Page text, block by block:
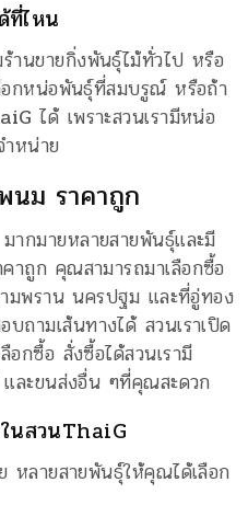
ที่ไหน
านขายกิ่งพันธุ์ไม้ทั่วไป หรือ
อกหน่อพันธุ์ที่สมบรูณ์ หรือถ้า
ได้ เพราะสวนเรามีหน่อ
หน่าย
นม ราคาถูก
ากมายหลายสายพันธุ์และมี
คาถูก คุณสามารถมาเลือกซื้อ
มพราน นครปฐม และที่อู่ทอง
ามเส้นทางได้ สวนเราเปิด
กซื้อ สั่งซื้อได้สวนเรามี
และขนส่งอื่น ๆที่คุณสะดวก
นสวนThaiG
หลายสายพันธุ์ให้คุณได้เลือก